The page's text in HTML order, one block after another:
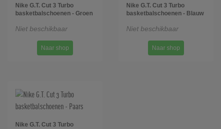
Nike G.T. Cut 3 Turbo
basketbalschoenen - Groen
Niet beschikbaar
Naar shop
Nike G.T. Cut 3 Turbo
basketbalschoenen - Blauw
Niet beschikbaar
Naar shop
Nike G.T. Cut 3 Turbo